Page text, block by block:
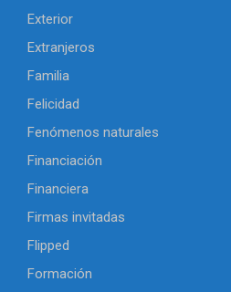
Exterior
Extranjeros
Familia
Felicidad
Fenómenos naturales
Financiación
Financiera
Firmas invitadas
Flipped
Formación